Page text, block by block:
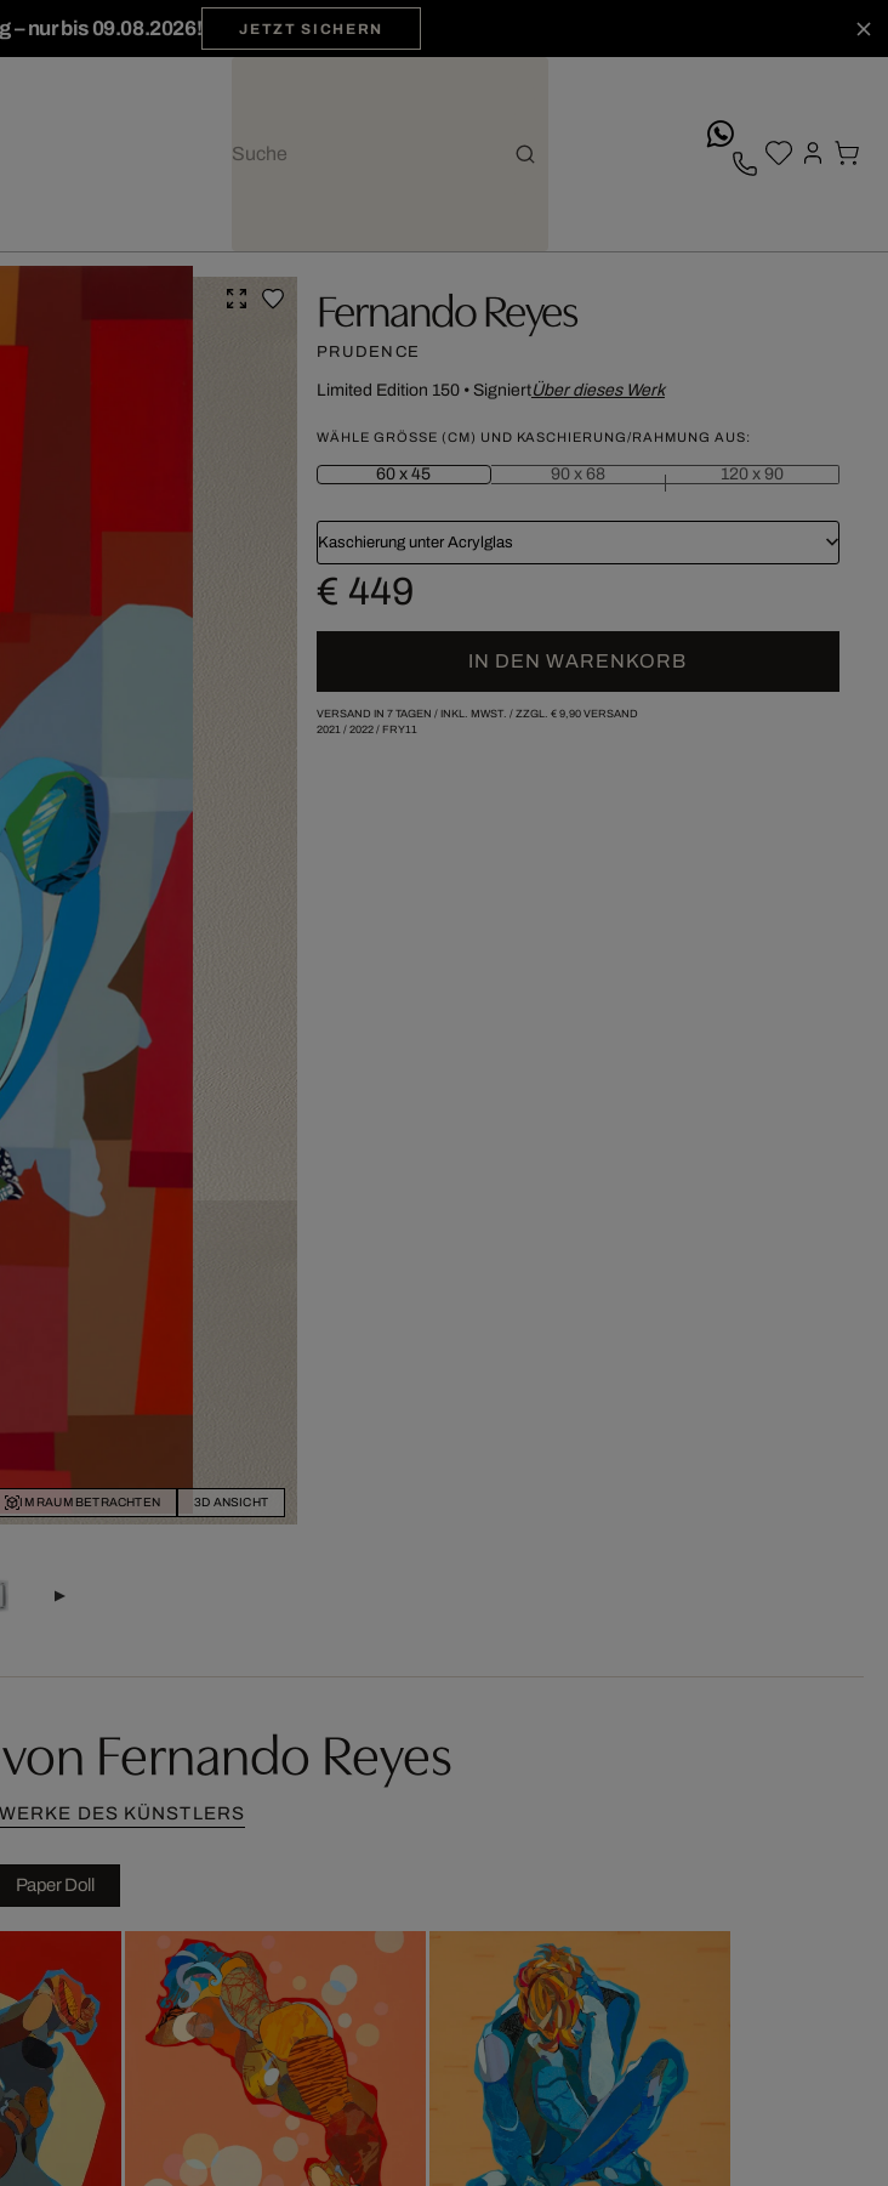
– nur bis 09.08.2026! JETZT SICHERN
IM RAUM BETRACHTEN 3D ANSICHT
Fernando Reyes
PRUDENCE
Limited Edition 150• SigniertÜber dieses Werk
WÄHLE GRÖSSE (CM) UND KASCHIERUNG/RAHMUNG AUS:
60 x 45 90 x 68 120 x 90
Kaschierung unter Acrylglas
€ 449
IN DEN WARENKORB
VERSAND IN 7 TAGEN / INKL. MWST. / ZZGL. € 9,90VERSAND
2021/ 2022/ FRY11
Fernando Reyes
DES KÜNSTLERS
Paper Doll